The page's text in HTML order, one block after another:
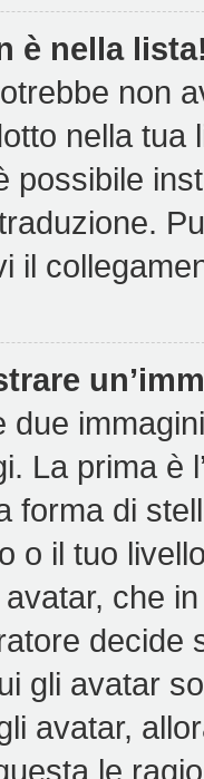
è nella
non
nella tua
possibile
il
due
La prima è
forma di
o il tuo
che
gli avatar
avatar,
le